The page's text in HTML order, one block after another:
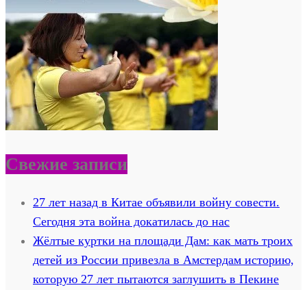
Свежие записи
27 лет назад в Китае объявили войну совести.
Сегодня эта война докатилась до нас
Жёлтые куртки на площади Дам: как мать троих
детей из России привезла в Амстердам историю,
которую 27 лет пытаются заглушить в Пекине